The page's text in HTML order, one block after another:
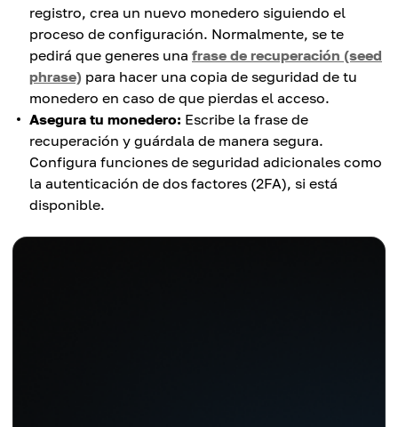
registro, crea un nuevo monedero siguiendo el
proceso de configuración. Normalmente, se te
pedirá que generes una frase de recuperación (seed
phrase) para hacer una copia de seguridad de tu
monedero en caso de que pierdas el acceso.
Asegura tu monedero: Escribe la frase de
recuperación y guárdala de manera segura.
Configura funciones de seguridad adicionales como
la autenticación de dos factores (2FA), si está
disponible.